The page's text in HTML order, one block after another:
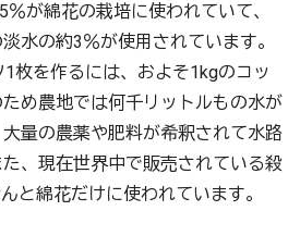
が綿花の栽培に使われていて、
水の約3％が使用されています。
枚を作るには、およそ1kgのコッ
め農地では何千リットルもの水が
量の農薬や肥料が希釈されて水路
、現在世界中で販売されている殺
と綿花だけに使われています。